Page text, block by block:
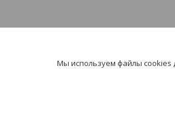
Мы используем файлы cookies